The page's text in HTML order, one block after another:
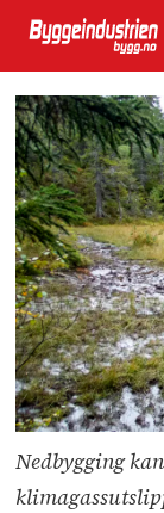
Nedbygging